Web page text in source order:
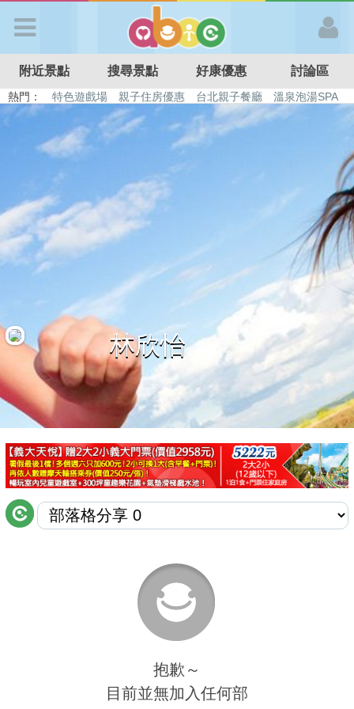
APP登入
首 頁
搜尋景點
好康優惠
最新留言
商家合作
推薦景點
討論區
聯絡我們
附近景點 搜尋景點 好康優惠 討論區
熱門： 特色遊戲場 親子住房優惠 台北親子餐廳
溫泉泡湯SPA
溜滑梯民宿
觀光工廠 日本親子景點
林欣怡
抱歉～
目前並無加入任何部